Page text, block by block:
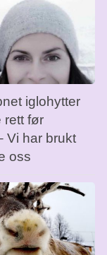
iglohytter
rett før
Vi har brukt
oss